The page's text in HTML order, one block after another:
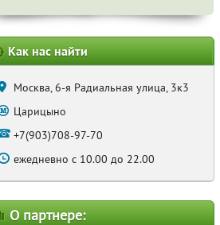
Как нас найти
Москва, 6-я Радиальная улица, 3к3
Царицыно
+7(903)708-97-70
ежедневно с 10.00 до 22.00
О партнере: